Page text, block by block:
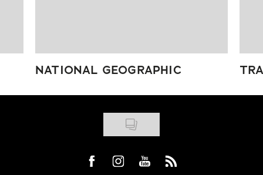
NATIONAL GEOGRAPHIC
Visit us on Facebook
Visit us on Instagram
Visit us on Youtube
Visit us on Rss